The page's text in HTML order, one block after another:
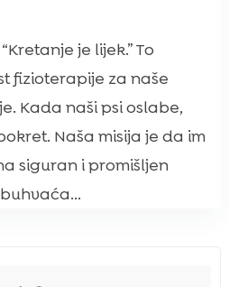
je lijek.” To
fizioterapije za naše
Kada naši psi oslabe,
Naša misija je da im
siguran i promišljen